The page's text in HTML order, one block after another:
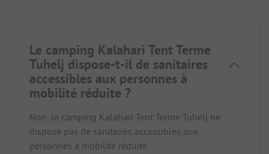
Le camping Kalahari Tent Terme
Tuhelj dispose-t-il de sanitaires
accessibles aux personnes à
mobilité réduite ?
Non, le camping Kalahari Tent Terme Tuhelj ne
dispose pas de sanitaires accessibles aux
personnes à mobilité réduite.